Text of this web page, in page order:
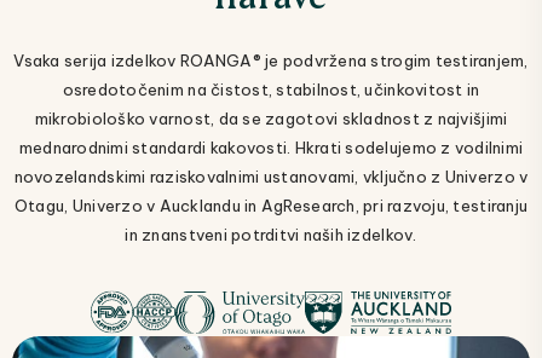
Vsaka serija izdelkov ROANGA® je podvržena strogim testiranjem,
osredotočenim na čistost, stabilnost, učinkovitost in
mikrobiološko varnost, da se zagotovi skladnost z najvišjimi
mednarodnimi standardi kakovosti. Hkrati sodelujemo z vodilnimi
novozelandskimi raziskovalnimi ustanovami, vključno z Univerzo v
Otagu, Univerzo v Aucklandu in AgResearch, pri razvoju, testiranju
in znanstveni potrditvi naših izdelkov.